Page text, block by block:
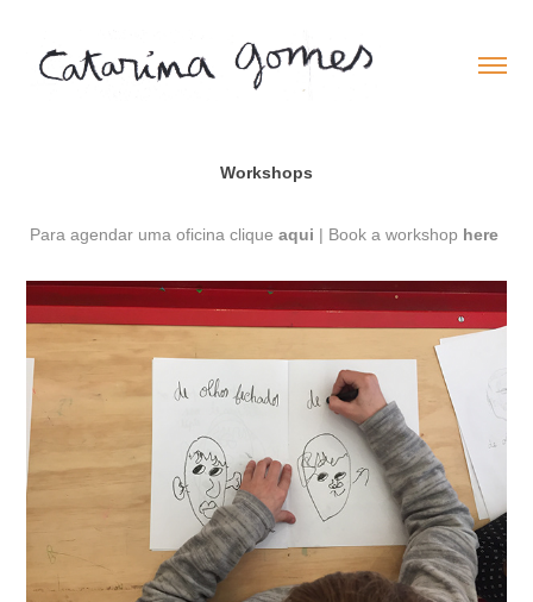
Workshops
Para agendar uma oficina clique aqui | Book a workshop here